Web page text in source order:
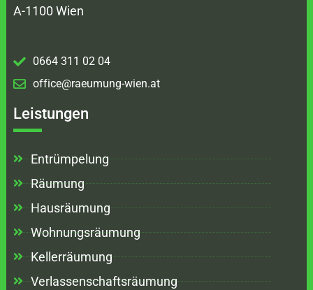
A-1100 Wien
0664 311 02 04
office@raeumung-wien.at
Leistungen
Entrümpelung
Räumung
Hausräumung
Wohnungsräumung
Kellerräumung
Verlassenschaftsräumung